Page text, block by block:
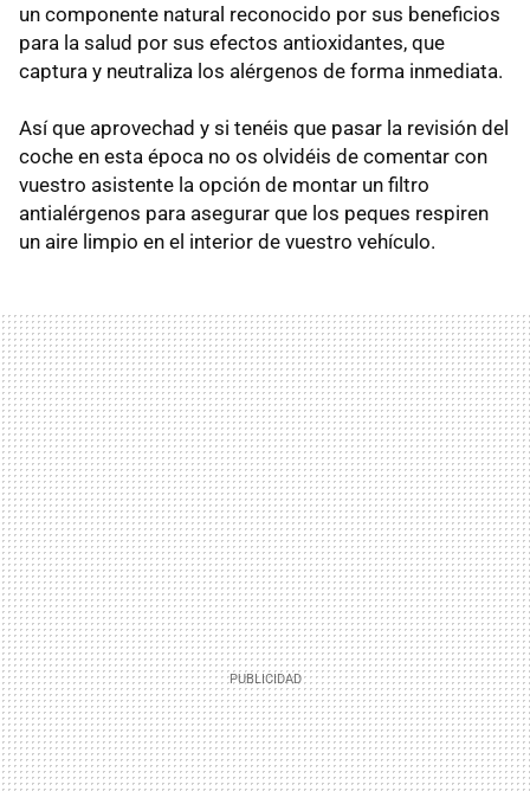
un componente natural reconocido por sus beneficios
para la salud por sus efectos antioxidantes, que
captura y neutraliza los alérgenos de forma inmediata.
Así que aprovechad y si tenéis que pasar la revisión del
coche en esta época no os olvidéis de comentar con
vuestro asistente la opción de montar un filtro
antialérgenos para asegurar que los peques respiren
un aire limpio en el interior de vuestro vehículo.